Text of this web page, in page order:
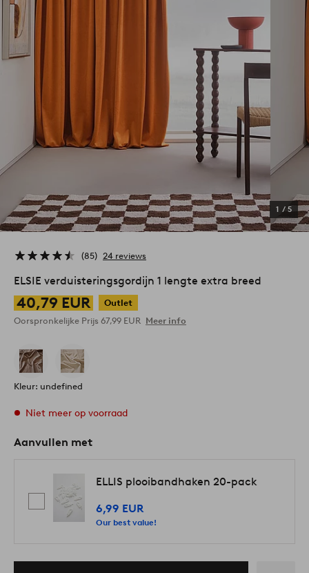
1 / 5
85 24 reviews
ELSIE verduisteringsgordijn 1 lengte extra breed
40,79 EUR
Outlet
Oorspronkelijke Prijs 67,99 EUR Meer info
Kleur: undefined
Niet meer op voorraad
Aanvullen met
ELLIS plooibandhaken 20-pack
6,99 EUR
Our best value!